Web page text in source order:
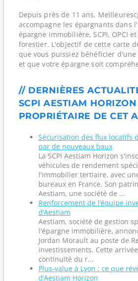
Depuis près de 11 ans,
accompagne les épargnants dans
épargne immobilière, SCPI, OPCI
forestier. L'objectif de cette carte
que vous puissiez bénéficier
et que votre épargne soit
// DERNIÈRES
SCPI AESTIAM HORIZON
PROPRIÉTAIRE DE CET
Sécurisation des flux locatifs
par de nouveaux baux
La SCPI Aestiam Horizon
véhicules de rendement
l'immobilier tertiaire, avec
bureaux en France. Son
Aestiam, une société de ...
Renforcement de l’équipe
d’Aestiam
Aestiam, société de gestion
l'épargne immobilière,
Jordan Morault au poste de
investissements. Cette
continuité du r...
Plus-value à Lyon : ce que
d’Aestiam Horizon